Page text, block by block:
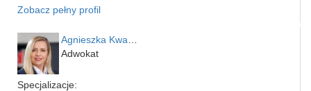
Zobacz pełny profil
Adwokat
Specjalizacje: